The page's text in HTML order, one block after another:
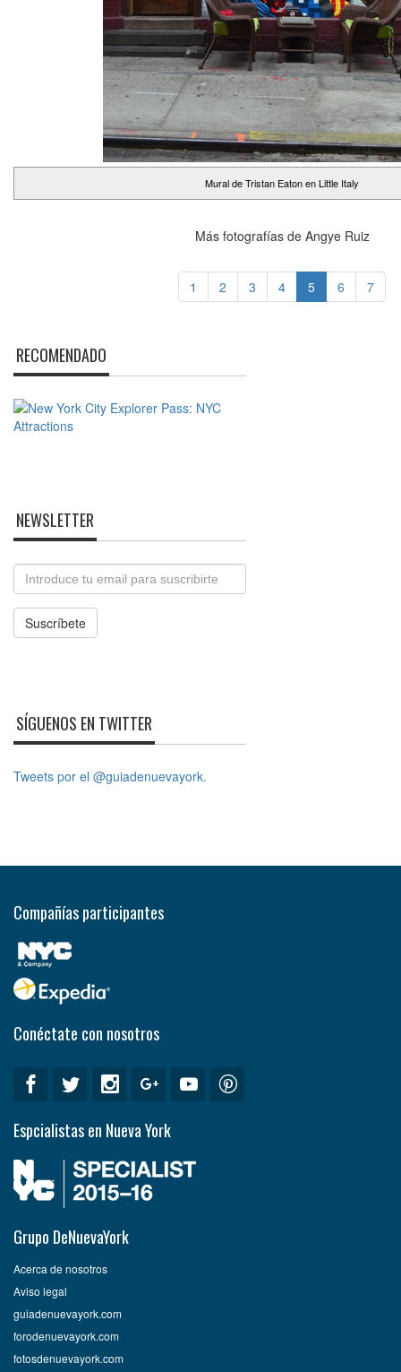
Mural de Tristan Eaton en Little Italy
Más fotografías de Angye Ruiz
1 2 3 4 5 6 7
RECOMENDADO
NEWSLETTER
Email
Suscríbete
SÍGUENOS EN TWITTER
Tweets por el @guiadenuevayork.
Compañías participantes
Conéctate con nosotros
Espcialistas en Nueva York
Grupo DeNuevaYork
Acerca de nosotros
Aviso legal
guiadenuevayork.com
forodenuevayork.com
fotosdenuevayork.com